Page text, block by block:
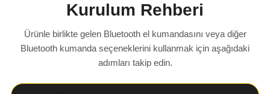
Kurulum Rehberi
Ürünle birlikte gelen Bluetooth el kumandasını veya diğer
Bluetooth kumanda seçeneklerini kullanmak için aşağıdaki
adımları takip edin.